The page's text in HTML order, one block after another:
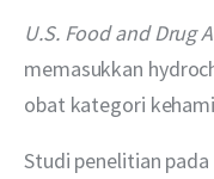
U.S. Food and Drug
memasukkan
obat kategori
Studi penelitian